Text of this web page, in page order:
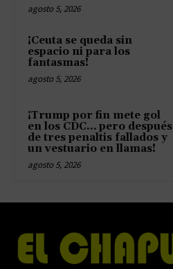
agosto 5, 2026
¡Ceuta se queda sin
espacio ni para los
fantasmas!
agosto 5, 2026
¡Trump por fin mete gol
en los CDC… pero después
de tres penaltis fallados y
un vestuario en llamas!
agosto 5, 2026